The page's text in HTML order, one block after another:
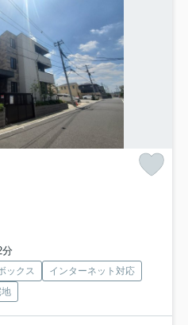
分
ックス
インターネット対応
地